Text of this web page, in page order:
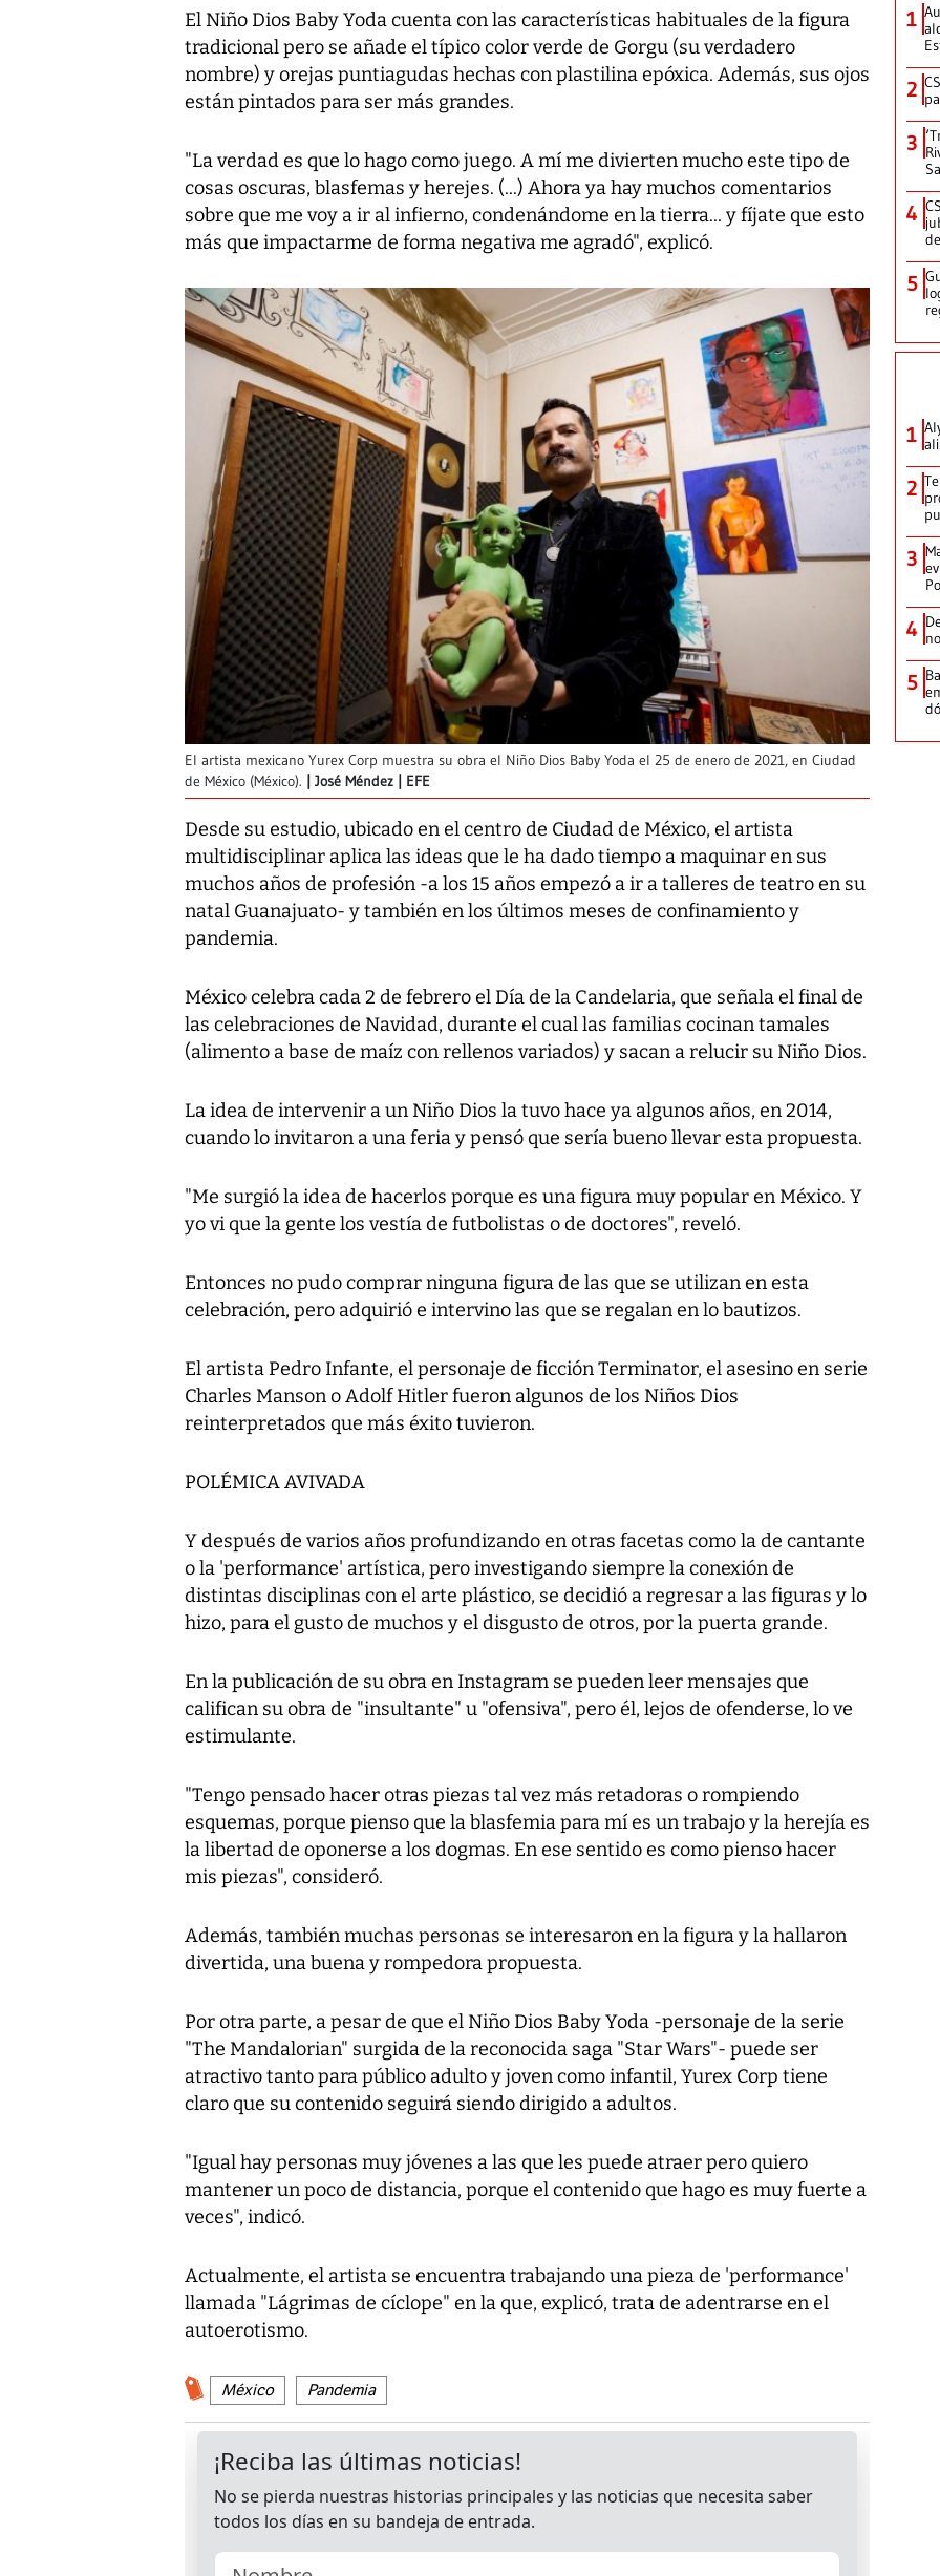
El Niño Dios Baby Yoda cuenta con las características habituales de la figura
tradicional pero se añade el típico color verde de Gorgu (su verdadero
nombre) y orejas puntiagudas hechas con plastilina epóxica. Además, sus ojos
están pintados para ser más grandes.
"La verdad es que lo hago como juego. A mí me divierten mucho este tipo de
cosas oscuras, blasfemas y herejes. (...) Ahora ya hay muchos comentarios
sobre que me voy a ir al infierno, condenándome en la tierra... y fíjate que esto
más que impactarme de forma negativa me agradó", explicó.
El artista mexicano Yurex Corp muestra su obra el Niño Dios Baby Yoda el 25 de enero de 2021, en Ciudad
de México (México).
José Méndez | EFE
Desde su estudio, ubicado en el centro de Ciudad de México, el artista
multidisciplinar aplica las ideas que le ha dado tiempo a maquinar en sus
muchos años de profesión -a los 15 años empezó a ir a talleres de teatro en su
natal Guanajuato- y también en los últimos meses de confinamiento y
pandemia.
México celebra cada 2 de febrero el Día de la Candelaria, que señala el final de
las celebraciones de Navidad, durante el cual las familias cocinan tamales
(alimento a base de maíz con rellenos variados) y sacan a relucir su Niño Dios.
La idea de intervenir a un Niño Dios la tuvo hace ya algunos años, en 2014,
cuando lo invitaron a una feria y pensó que sería bueno llevar esta propuesta.
"Me surgió la idea de hacerlos porque es una figura muy popular en México. Y
yo vi que la gente los vestía de futbolistas o de doctores", reveló.
Entonces no pudo comprar ninguna figura de las que se utilizan en esta
celebración, pero adquirió e intervino las que se regalan en lo bautizos.
El artista Pedro Infante, el personaje de ficción Terminator, el asesino en serie
Charles Manson o Adolf Hitler fueron algunos de los Niños Dios
reinterpretados que más éxito tuvieron.
POLÉMICA AVIVADA
Y después de varios años profundizando en otras facetas como la de cantante
o la 'performance' artística, pero investigando siempre la conexión de
distintas disciplinas con el arte plástico, se decidió a regresar a las figuras y lo
hizo, para el gusto de muchos y el disgusto de otros, por la puerta grande.
En la publicación de su obra en Instagram se pueden leer mensajes que
califican su obra de "insultante" u "ofensiva", pero él, lejos de ofenderse, lo ve
estimulante.
"Tengo pensado hacer otras piezas tal vez más retadoras o rompiendo
esquemas, porque pienso que la blasfemia para mí es un trabajo y la herejía es
la libertad de oponerse a los dogmas. En ese sentido es como pienso hacer
mis piezas", consideró.
Además, también muchas personas se interesaron en la figura y la hallaron
divertida, una buena y rompedora propuesta.
Por otra parte, a pesar de que el Niño Dios Baby Yoda -personaje de la serie
"The Mandalorian" surgida de la reconocida saga "Star Wars"- puede ser
atractivo tanto para público adulto y joven como infantil, Yurex Corp tiene
claro que su contenido seguirá siendo dirigido a adultos.
"Igual hay personas muy jóvenes a las que les puede atraer pero quiero
mantener un poco de distancia, porque el contenido que hago es muy fuerte a
veces", indicó.
Actualmente, el artista se encuentra trabajando una pieza de 'performance'
llamada "Lágrimas de cíclope" en la que, explicó, trata de adentrarse en el
autoerotismo.
México Pandemia
1
2
3
4
5
1
2
3
4
5